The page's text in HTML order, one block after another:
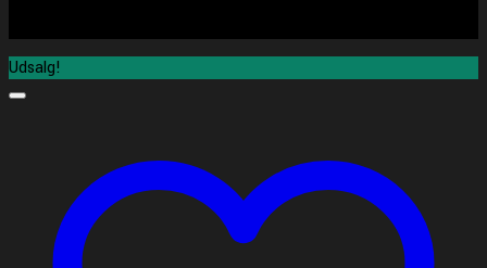
Udsalg!